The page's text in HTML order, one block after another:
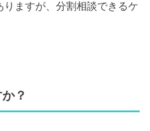
ますが、分割相談できるケ
？